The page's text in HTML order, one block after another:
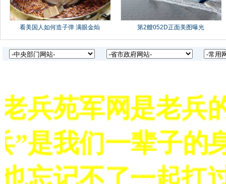
苑军网是老兵的
我们一辈子的身
记不了一起扛过